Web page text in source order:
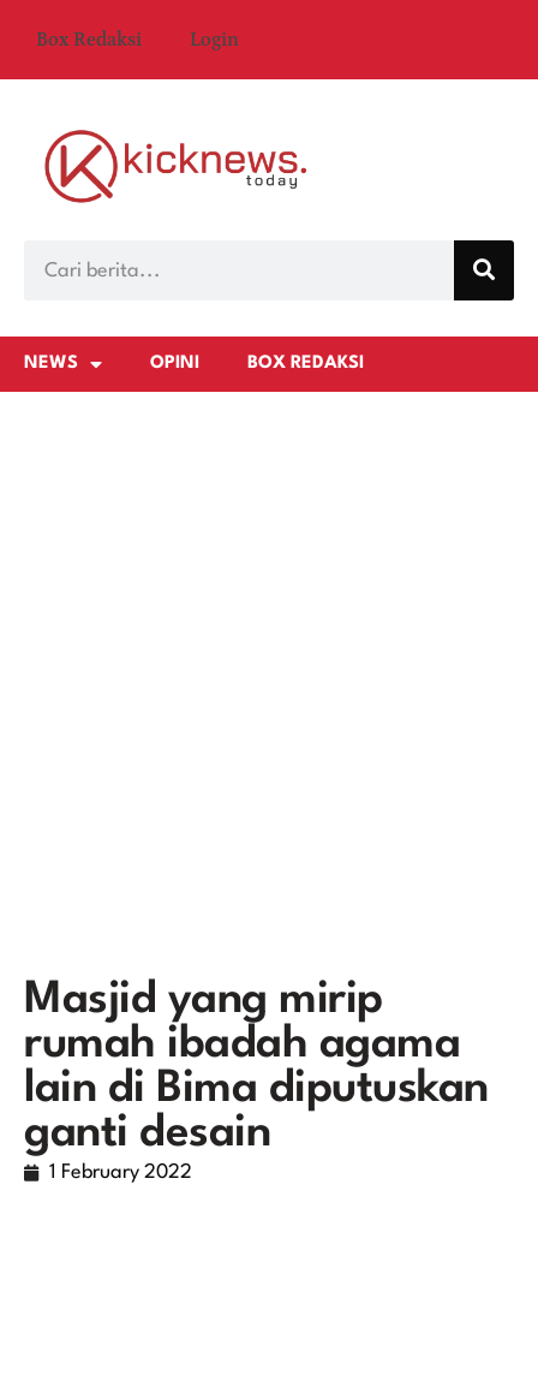
Box Redaksi Login
NEWS OPINI BOX REDAKSI
Masjid yang mirip
rumah ibadah agama
lain di Bima diputuskan
ganti desain
1 February 2022